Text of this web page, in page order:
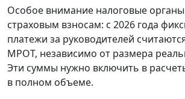
Особое внимание налоговые
страховым взносам: с 2026 года
платежи за руководителей
МРОТ, независимо от размера
Эти суммы нужно включить в
в полном объеме.